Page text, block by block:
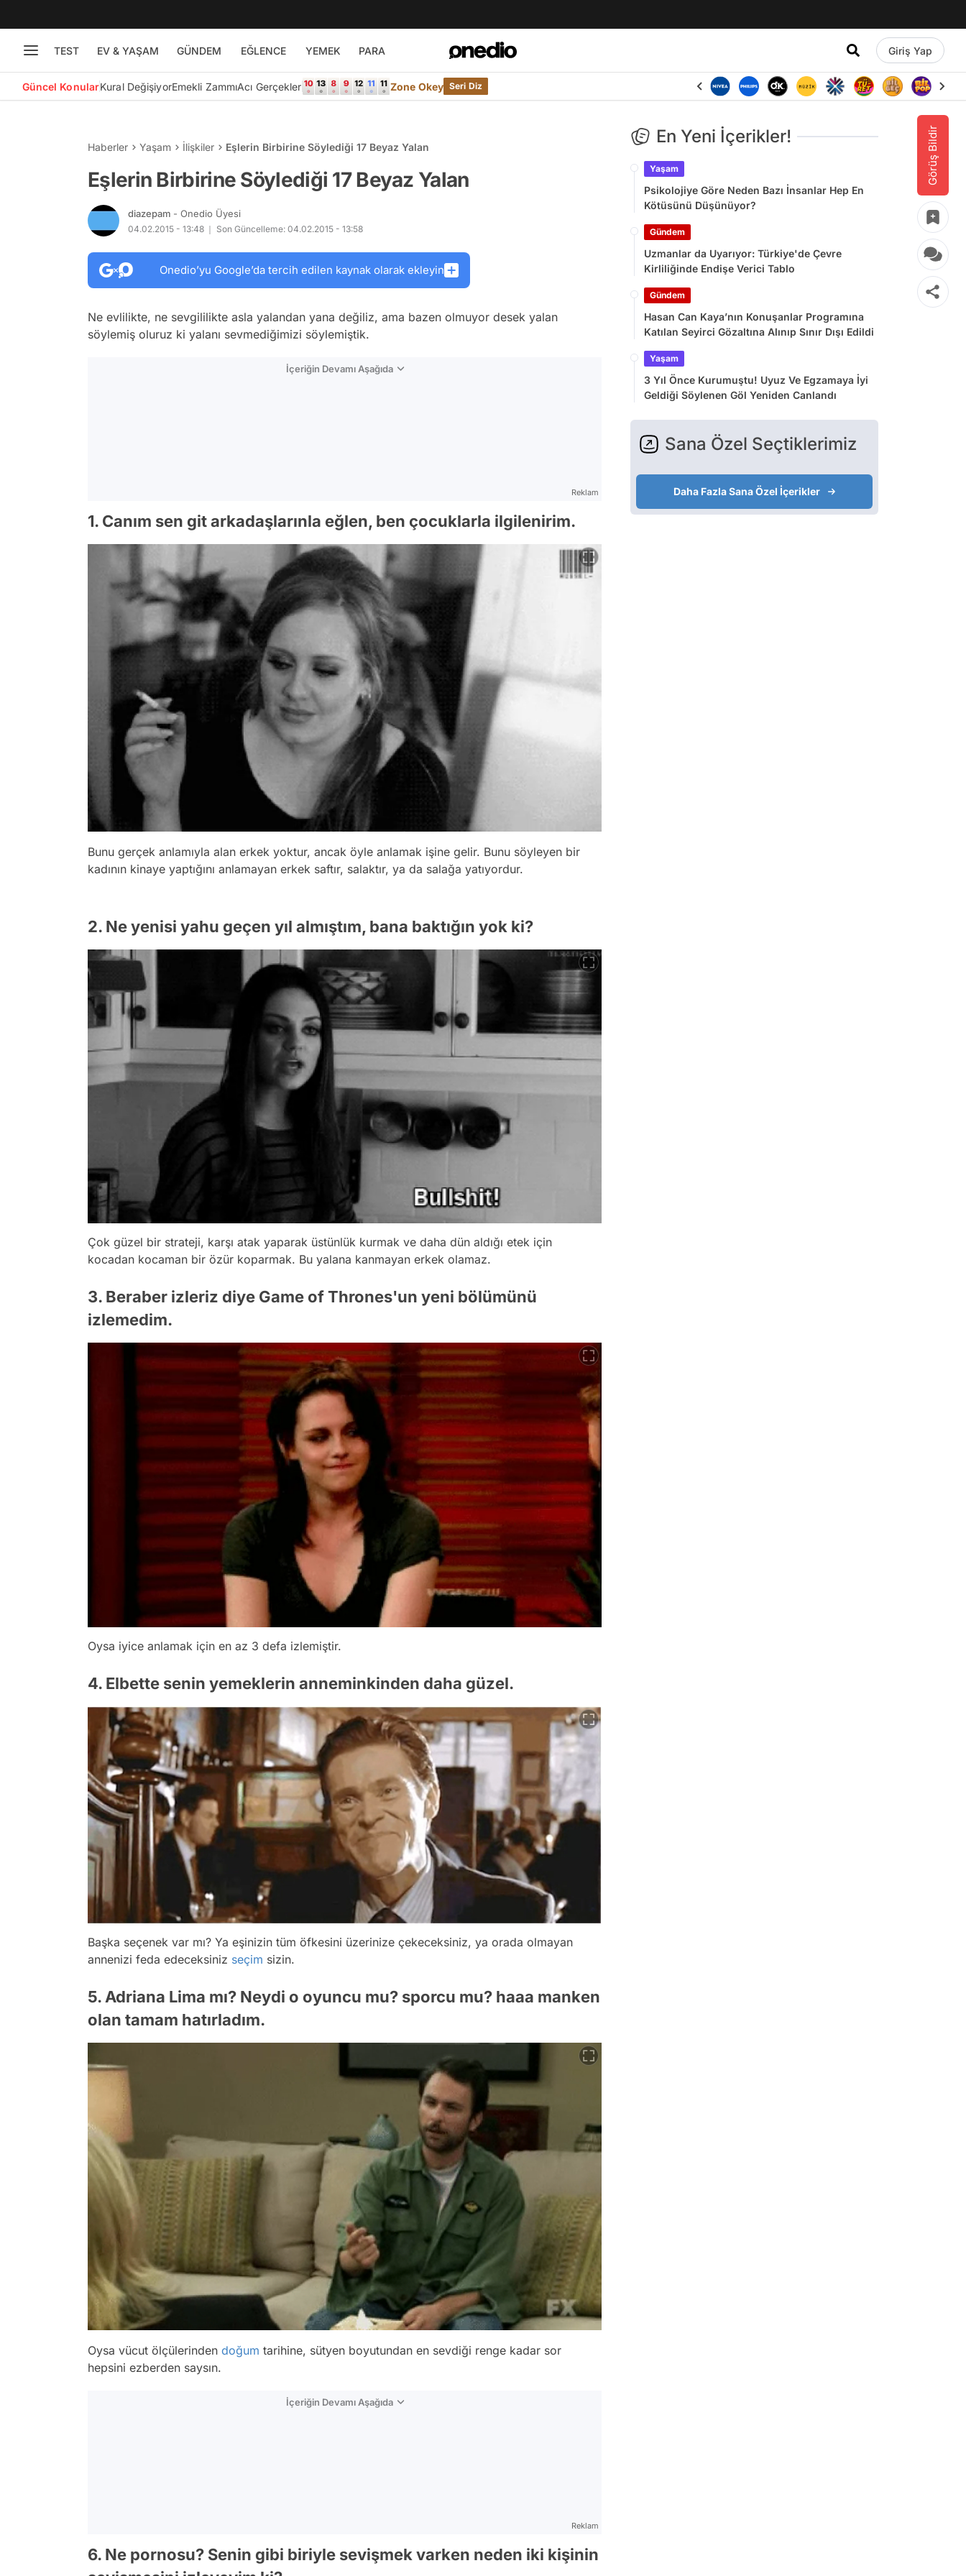
TEST EV & YAŞAM GÜNDEM EĞLENCE YEMEK PARA Giriş Yap
Güncel KonularKural DeğişiyorEmekli ZammıAcı Gerçekler Zone Okey Seri Diz
Görüş Bildir
Haberler Yaşam İlişkiler Eşlerin Birbirine Söylediği 17 Beyaz Yalan
Eşlerin Birbirine Söylediği 17 Beyaz Yalan
diazepam - Onedio Üyesi
04.02.2015 - 13:48 Son Güncelleme: 04.02.2015 - 13:58
Onedio’yu Google’da tercih edilen kaynak olarak ekleyin
Ne evlilikte, ne sevgililikte asla yalandan yana değiliz, ama bazen olmuyor desek yalan
söylemiş oluruz ki yalanı sevmediğimizi söylemiştik.
İçeriğin Devamı Aşağıda
Reklam
1. Canım sen git arkadaşlarınla eğlen, ben çocuklarla ilgilenirim.
Bunu gerçek anlamıyla alan erkek yoktur, ancak öyle anlamak işine gelir. Bunu söyleyen bir
kadının kinaye yaptığını anlamayan erkek saftır, salaktır, ya da salağa yatıyordur.
2. Ne yenisi yahu geçen yıl almıştım, bana baktığın yok ki?
Çok güzel bir strateji, karşı atak yaparak üstünlük kurmak ve daha dün aldığı etek için
kocadan kocaman bir özür koparmak. Bu yalana kanmayan erkek olamaz.
3. Beraber izleriz diye Game of Thrones'un yeni bölümünü
izlemedim.
Oysa iyice anlamak için en az 3 defa izlemiştir.
4. Elbette senin yemeklerin anneminkinden daha güzel.
Başka seçenek var mı? Ya eşinizin tüm öfkesini üzerinize çekeceksiniz, ya orada olmayan
annenizi feda edeceksiniz seçim sizin.
5. Adriana Lima mı? Neydi o oyuncu mu? sporcu mu? haaa manken
olan tamam hatırladım.
Oysa vücut ölçülerinden doğum tarihine, sütyen boyutundan en sevdiği renge kadar sor
hepsini ezberden saysın.
İçeriğin Devamı Aşağıda
Reklam
6. Ne pornosu? Senin gibi biriyle sevişmek varken neden iki kişinin
En Yeni İçerikler!
Yaşam
Psikolojiye Göre Neden Bazı İnsanlar Hep En
Kötüsünü Düşünüyor?
Gündem
Uzmanlar da Uyarıyor: Türkiye'de Çevre
Kirliliğinde Endişe Verici Tablo
Gündem
Hasan Can Kaya’nın Konuşanlar Programına
Katılan Seyirci Gözaltına Alınıp Sınır Dışı Edildi
Yaşam
3 Yıl Önce Kurumuştu! Uyuz Ve Egzamaya İyi
Geldiği Söylenen Göl Yeniden Canlandı
Sana Özel Seçtiklerimiz
Daha Fazla Sana Özel İçerikler